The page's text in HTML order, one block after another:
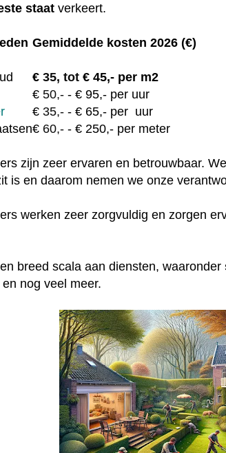
staatverkeert.
Gemiddelde kosten 2026 (€)
€35, tot € 45,- per m2
€50,- - € 95,- per uur
€ 35,- - € 65,- per uur
€ 60,- - € 250,- per meter
zijn zeer ervaren en betrouwbaar.
is en daarom nemen we onze
werken zeer zorgvuldig en zorgen
breed scala aan diensten, waaronder
en nog veel meer.